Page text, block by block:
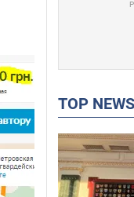
TOP NEWS